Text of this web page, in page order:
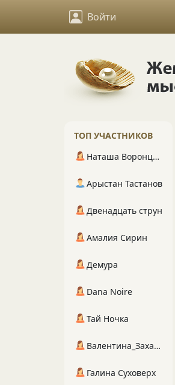
Войти
ТОП УЧАСТНИКОВ
Наташа Воронцова
Арыстан Тастанов
Двенадцать струн
Амалия Сирин
Демура
Dana Noire
Тай Ночка
Валентина_Захарова
Галина Суховерх